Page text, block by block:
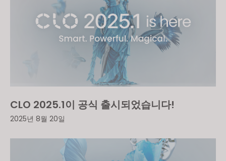
CLO 2025.1이 공식 출시되었습니다!
2025년 8월 20일